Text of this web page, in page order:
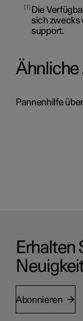
1
Die
sich zwecks
support.
Ähnliche
Pannenhilfe
Erhalten
Abonnieren